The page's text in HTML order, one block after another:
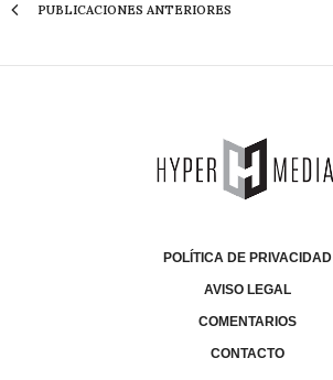
PUBLICACIONES ANTERIORES
POLÍTICA DE PRIVACIDAD
AVISO LEGAL
COMENTARIOS
CONTACTO